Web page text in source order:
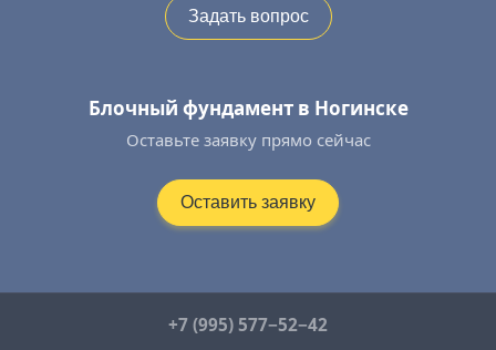
Задать вопрос
Блочный фундамент в Ногинске
Оставьте заявку прямо сейчас
Оставить заявку
+7 (995) 577−52−42